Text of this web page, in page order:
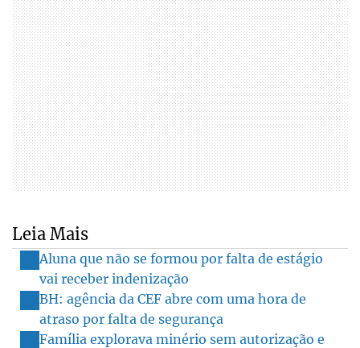
Leia Mais
Aluna que não se formou por falta de estágio
vai receber indenização
BH: agência da CEF abre com uma hora de
atraso por falta de segurança
Família explorava minério sem autorização e